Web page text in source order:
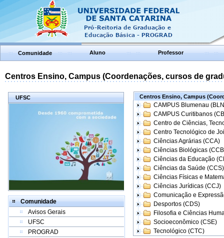
Comunidade Aluno Professor
Centros Ensino, Campus (Coordenações, cursos de
UFSC
Comunidade
Avisos Gerais
UFSC
PROGRAD
Centros Ensino, Campus
CAMPUS Blumenau
CAMPUS Curitibanos
Centro de Ciências,
Centro Tecnológico de
Ciências Agrárias (CCA)
Ciências Biológicas
Ciências da Educação
Ciências da Saúde (CCS)
Ciências Físicas e
Ciências Jurídicas (CCJ)
Comunicação e
Desportos (CDS)
Filosofia e Ciências
Socioeconômico (CSE)
Tecnológico (CTC)